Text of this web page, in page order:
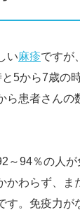
い麻疹ですが
と5から7歳の
ら患者さん
～94％の人
かわらず、
す。免疫力が